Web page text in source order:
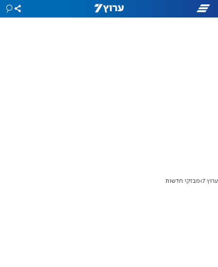
ערוץ 7 מבזקי חדשות